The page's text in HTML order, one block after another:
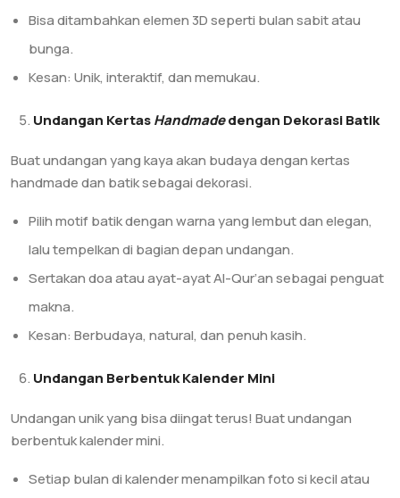
Bisa ditambahkan elemen 3D seperti bulan sabit atau
bunga.
Kesan: Unik, interaktif, dan memukau.
Undangan KertasHandmadedengan Dekorasi Batik
Buat undangan yang kaya akan budaya dengan kertas
handmade dan batik sebagai dekorasi.
Pilih motif batik dengan warna yang lembut dan elegan,
lalu tempelkan di bagian depan undangan.
Sertakan doa atau ayat-ayat Al-Qur’an sebagai penguat
makna.
Kesan: Berbudaya, natural, dan penuh kasih.
Undangan Berbentuk Kalender Mini
Undangan unik yang bisa diingat terus! Buat undangan
berbentuk kalender mini.
Setiap bulan di kalender menampilkan foto si kecil atau